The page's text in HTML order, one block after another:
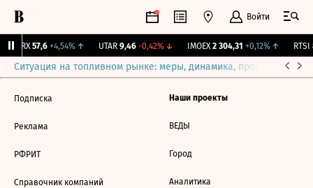
Войти
RX 57,6 +4,54%↑ UTAR 9,46 -0,42%↓ IMOEX 2 304,31 +0,12%↑ RTSI
Ситуация на топливном рынке: меры, динамика, прогнозы
Подписка
Реклама
РФРИТ
Справочник компаний
Наши проекты
ВЕДЫ
Город
Аналитика